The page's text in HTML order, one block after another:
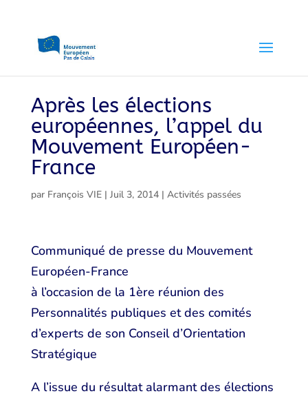
Après les élections
européennes, l’appel du
Mouvement Européen-
France
par François VIE| Juil 3, 2014| Activités passées
Communiqué de presse du Mouvement
Européen-France
à l’occasion de la 1ère réunion des
Personnalités publiques et des comités
d’experts de son Conseil d’Orientation
Stratégique
A l’issue du résultat alarmant des élections